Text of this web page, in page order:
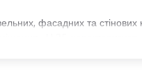
фасадних та стінових